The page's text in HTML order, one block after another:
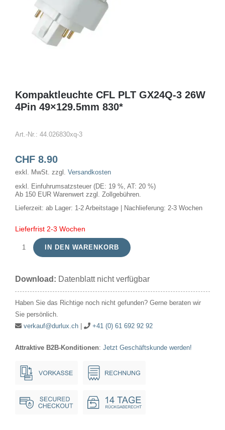
Kompaktleuchte CFL PLT GX24Q-3 26W
4Pin 49×129.5mm 830*
Art.-Nr.: 44.026830xq-3
CHF8.90
exkl. MwSt. zzgl. Versandkosten
exkl. Einfuhrumsatzsteuer (DE: 19 %, AT: 20 %)
Ab 150 EUR Warenwert zzgl. Zollgebühren.
Lieferzeit: ab Lager: 1-2 Arbeitstage | Nachlieferung: 2-3 Wochen
Lieferfrist 2-3 Wochen
Kompaktleuchte
PLT
26W
49x129.5mm
830*
Menge
IN DEN WARENKORB
Download: Datenblatt nicht verfügbar
Haben Sie das Richtige noch nicht gefunden? Gerne beraten wir
Sie persönlich.
verkauf@durlux.ch| +41 (0) 61 692 92 92
Attraktive B2B-Konditionen: Jetzt Geschäftskunde werden!